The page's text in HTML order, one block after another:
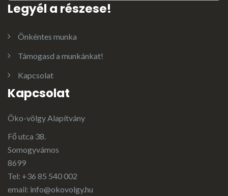
Legyél a részese!
Önkéntes munka
Támogasd a munkánkat!
Kapcsolat
Kapcsolat
Öko-völgy Alapítvány
Fő utca 38.
Somogyvámos
8699
Tel: +36 85 540 002
email: info@okovolgy.hu